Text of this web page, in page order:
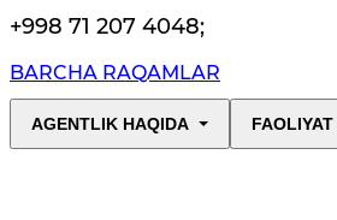
+998 71 207 4048;
BARCHA RAQAMLAR
AGENTLIK HAQIDA FAOLIYAT